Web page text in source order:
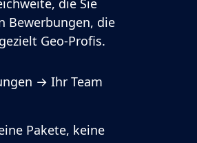
die Sie
Bewerbungen, die
Geo-Profis.
→ Ihr Team
Pakete, keine